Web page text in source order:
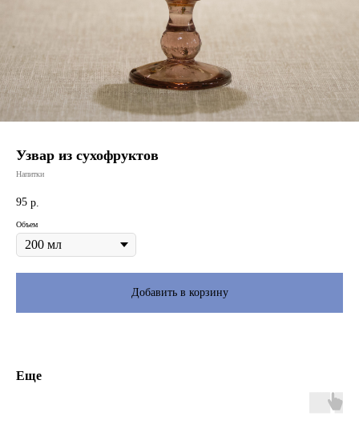
Узвар из сухофруктов
Напитки
95 р.
Объем
Добавить в корзину
Еще